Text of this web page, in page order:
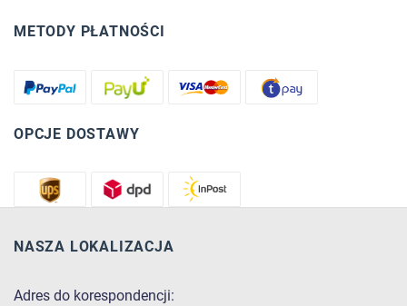
METODY PŁATNOŚCI
OPCJE DOSTAWY
NASZA LOKALIZACJA
Adres do korespondencji: